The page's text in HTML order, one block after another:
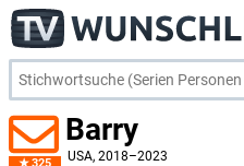
Barry
USA, 2018–2023